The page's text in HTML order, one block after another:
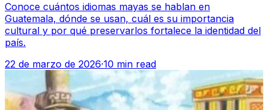
Conoce cuántos idiomas mayas se hablan en
Guatemala, dónde se usan, cuál es su importancia
cultural y por qué preservarlos fortalece la identidad del
país.
22 de marzo de 2026·10 min read